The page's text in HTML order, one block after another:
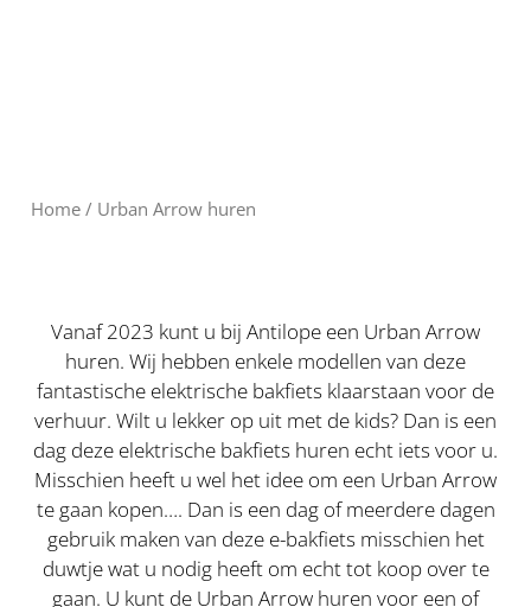
Home / Urban Arrow huren
Vanaf 2023 kunt u bij Antilope een Urban Arrow
huren. Wij hebben enkele modellen van deze
fantastische elektrische bakfiets klaarstaan voor de
verhuur. Wilt u lekker op uit met de kids? Dan is een
dag deze elektrische bakfiets huren echt iets voor u.
Misschien heeft u wel het idee om een Urban Arrow
te gaan kopen…. Dan is een dag of meerdere dagen
gebruik maken van deze e-bakfiets misschien het
duwtje wat u nodig heeft om echt tot koop over te
gaan. U kunt de Urban Arrow huren voor een of